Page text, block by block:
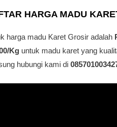
HARGA MADU
harga madu Karet Grosir adalah
Kg untuk madu karet yang
hubungi kami di